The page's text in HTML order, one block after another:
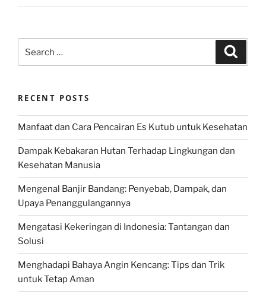
for:
RECENT POSTS
Manfaat dan Cara Pencairan Es Kutub untuk Kesehatan
Dampak Kebakaran Hutan Terhadap Lingkungan dan
Kesehatan Manusia
Mengenal Banjir Bandang: Penyebab, Dampak, dan
Upaya Penanggulangannya
Mengatasi Kekeringan di Indonesia: Tantangan dan
Solusi
Menghadapi Bahaya Angin Kencang: Tips dan Trik
untuk Tetap Aman